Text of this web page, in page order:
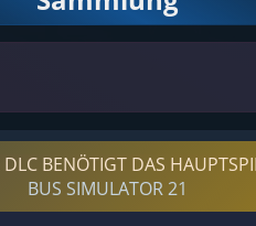
DLC BENÖTIGT DAS
BUS SIMULATOR 21